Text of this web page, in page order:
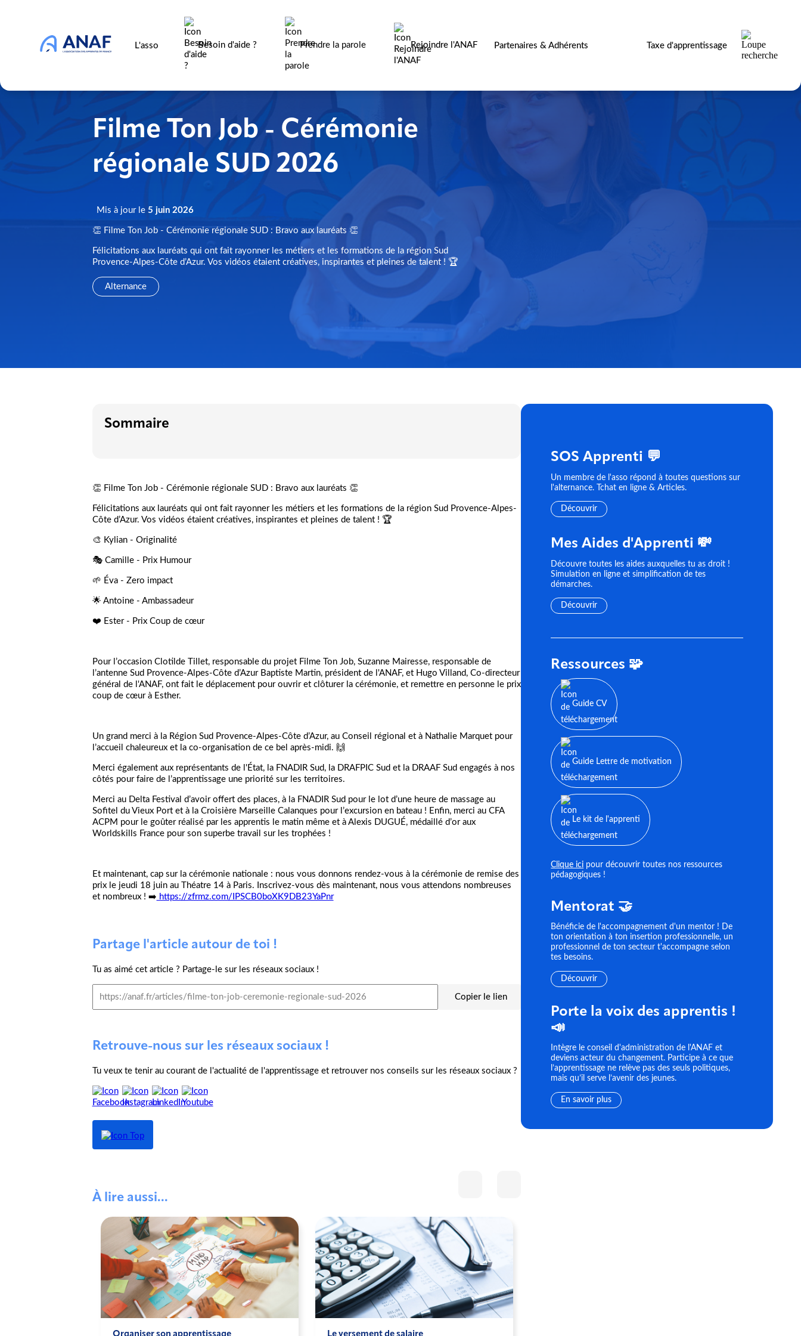
L'asso Besoin d'aide ? Prendre la parole Rejoindre l'ANAF Partenaires & Adhérents Taxe d'apprentissage
Filme Ton Job - Cérémonie
régionale SUD 2026
Mis à jour le 5 juin 2026
👏 Filme Ton Job - Cérémonie régionale SUD : Bravo aux lauréats 👏
Félicitations aux lauréats qui ont fait rayonner les métiers et les formations de la région Sud
Provence-Alpes-Côte d’Azur. Vos vidéos étaient créatives, inspirantes et pleines de talent ! 🏆
Alternance
Sommaire
👏 Filme Ton Job - Cérémonie régionale SUD : Bravo aux lauréats 👏
Félicitations aux lauréats qui ont fait rayonner les métiers et les formations de la région Sud Provence-Alpes-
Côte d’Azur. Vos vidéos étaient créatives, inspirantes et pleines de talent ! 🏆
🎨 Kylian - Originalité
🎭 Camille - Prix Humour
🌱 Éva - Zero impact
🌟 Antoine - Ambassadeur
❤️ Ester - Prix Coup de cœur
Pour l’occasion Clotilde Tillet, responsable du projet Filme Ton Job, Suzanne Mairesse, responsable de
l’antenne Sud Provence-Alpes-Côte d’Azur Baptiste Martin, président de l'ANAF, et Hugo Villand, Co-directeur
général de l'ANAF, ont fait le déplacement pour ouvrir et clôturer la cérémonie, et remettre en personne le prix
coup de cœur à Esther.
Un grand merci à la Région Sud Provence-Alpes-Côte d’Azur, au Conseil régional et à Nathalie Marquet pour
l’accueil chaleureux et la co-organisation de ce bel après-midi. 🙌
Merci également aux représentants de l'État, la FNADIR Sud, la DRAFPIC Sud et la DRAAF Sud engagés à nos
côtés pour faire de l’apprentissage une priorité sur les territoires.
Merci au Delta Festival d’avoir offert des places, à la FNADIR Sud pour le lot d’une heure de massage au
Sofitel du Vieux Port et à la Croisière Marseille Calanques pour l’excursion en bateau ! Enfin, merci au CFA
ACPM pour le goûter réalisé par les apprentis le matin même et à Alexis DUGUÉ, médaillé d’or aux
Worldskills France pour son superbe travail sur les trophées !
Et maintenant, cap sur la cérémonie nationale : nous vous donnons rendez-vous à la cérémonie de remise des
prix le jeudi 18 juin au Théatre 14 à Paris. Inscrivez-vous dès maintenant, nous vous attendons nombreuses
et nombreux ! ➡️ https://zfrmz.com/IPSCB0boXK9DB23YaPnr
Partage l'article autour de toi !
Tu as aimé cet article ? Partage-le sur les réseaux sociaux !
Copier le lien
Retrouve-nous sur les réseaux sociaux !
Tu veux te tenir au courant de l'actualité de l'apprentissage et retrouver nos conseils sur les réseaux sociaux ?
À lire aussi...
SOS Apprenti 💬
Un membre de l'asso répond à toutes questions sur
l'alternance. Tchat en ligne & Articles.
Découvrir
Mes Aides d'Apprenti 💸
Découvre toutes les aides auxquelles tu as droit !
Simulation en ligne et simplification de tes
démarches.
Découvrir
Ressources 🧩
Guide CV
Guide Lettre de motivation
Le kit de l'apprenti
Clique ici pour découvrir toutes nos ressources
pédagogiques !
Mentorat 🤝
Bénéficie de l'accompagnement d'un mentor ! De
ton orientation à ton insertion professionnelle, un
professionnel de ton secteur t'accompagne selon
tes besoins.
Découvrir
Porte la voix des apprentis !
📣
Intègre le conseil d'administration de l'ANAF et
deviens acteur du changement. Participe à ce que
l’apprentissage ne relève pas des seuls politiques,
mais qu’il serve l’avenir des jeunes.
En savoir plus